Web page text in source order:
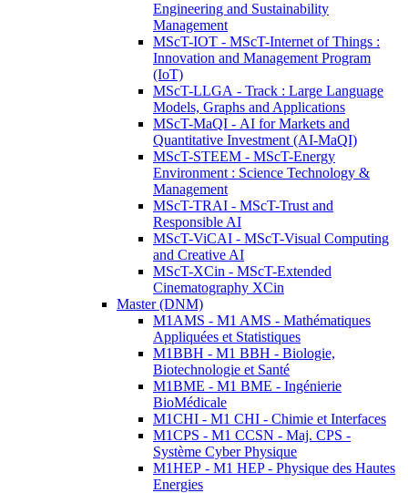
Engineering and Sustainability
Management
MScT-IOT - MScT-Internet of Things :
Innovation and Management Program
(IoT)
MScT-LLGA - Track : Large Language
Models, Graphs and Applications
MScT-MaQI - AI for Markets and
Quantitative Investment (AI-MaQI)
MScT-STEEM - MScT-Energy
Environment : Science Technology &
Management
MScT-TRAI - MScT-Trust and
Responsible AI
MScT-ViCAI - MScT-Visual Computing
and Creative AI
MScT-XCin - MScT-Extended
Cinematography XCin
Master (DNM)
M1AMS - M1 AMS - Mathématiques
Appliquées et Statistiques
M1BBH - M1 BBH - Biologie,
Biotechnologie et Santé
M1BME - M1 BME - Ingénierie
BioMédicale
M1CHI - M1 CHI - Chimie et Interfaces
M1CPS - M1 CCSN - Maj. CPS -
Système Cyber Physique
M1HEP - M1 HEP - Physique des Hautes
Energies